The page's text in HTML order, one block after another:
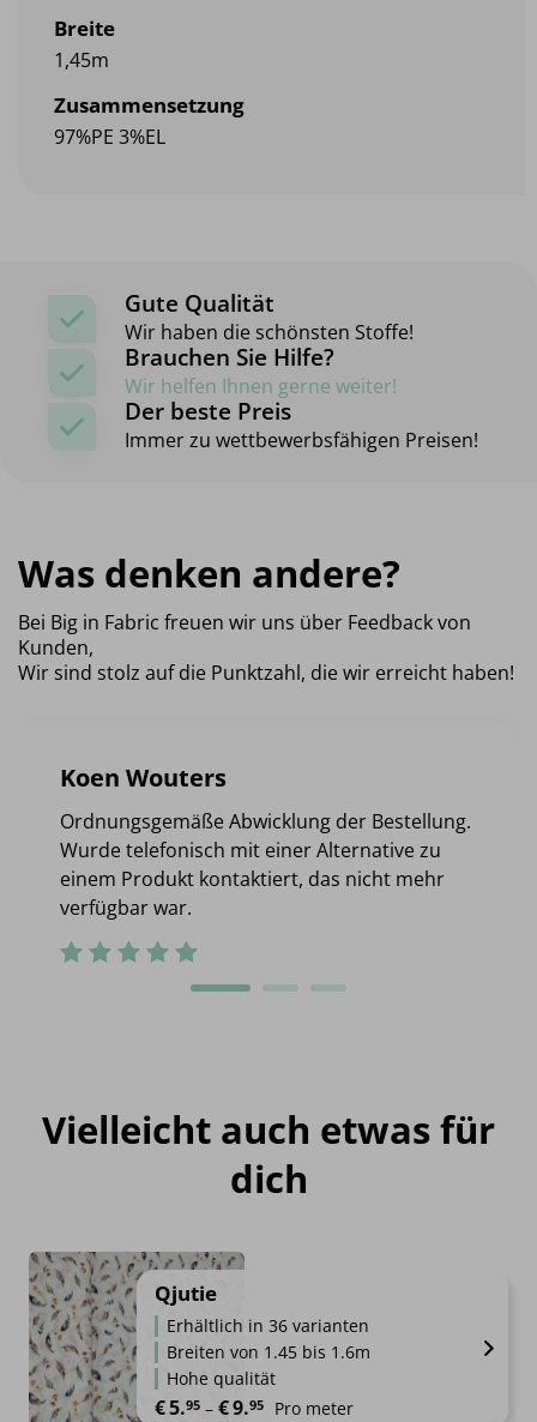
Breite
1,45m
Zusammensetzung
97%PE 3%EL
Gute Qualität
Wir haben die schönsten Stoffe!
Brauchen Sie Hilfe?
Wir helfen Ihnen gerne weiter!
Der beste Preis
Immer zu wettbewerbsfähigen Preisen!
Was denken andere?
Bei Big in Fabric freuen wir uns über Feedback von
Kunden,
Wir sind stolz auf die Punktzahl, die wir erreicht haben!
Koen Wouters
Ordnungsgemäße Abwicklung der Bestellung.
Wurde telefonisch mit einer Alternative zu
einem Produkt kontaktiert, das nicht mehr
verfügbar war.
Vielleicht auch etwas für
dich
Qjutie
Erhältlich in 36 varianten
Breiten von 1.45 bis 1.6m
Hohe qualität
€5.95 – €9.95 Preisspanne: €5.95 bis €9.95
Pro meter